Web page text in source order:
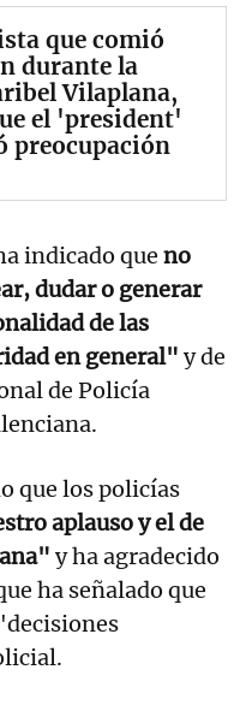
que comió
durante la
Vilaplana,
el 'president'
preocupación
indicado que no
dudar o generar
de las
en general" y de
de Policía
que los policías
aplauso y el de
y ha agradecido
ha señalado que